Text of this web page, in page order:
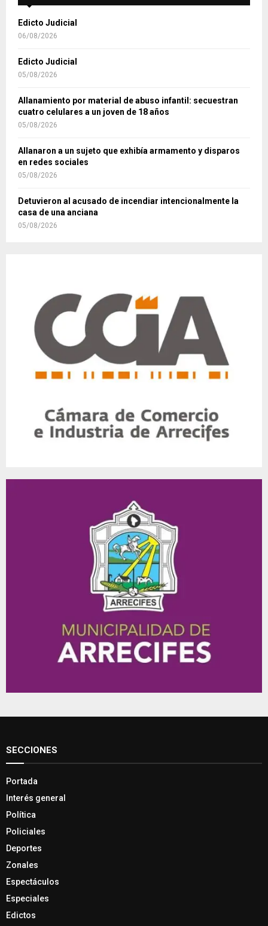
Edicto Judicial
06/08/2026
Edicto Judicial
05/08/2026
Allanamiento por material de abuso infantil: secuestran
cuatro celulares a un joven de 18 años
05/08/2026
Allanaron a un sujeto que exhibía armamento y disparos
en redes sociales
05/08/2026
Detuvieron al acusado de incendiar intencionalmente la
casa de una anciana
05/08/2026
SECCIONES
Portada
Interés general
Política
Policiales
Deportes
Zonales
Espectáculos
Especiales
Edictos